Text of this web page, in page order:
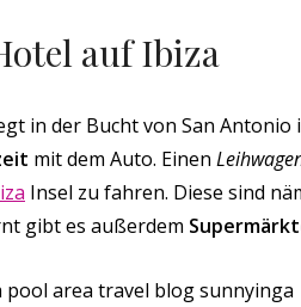
auf Ibiza
in der Bucht von San Antonio
mit dem Auto. Einen
Insel zu fahren. Diese sind
gibt es außerdem